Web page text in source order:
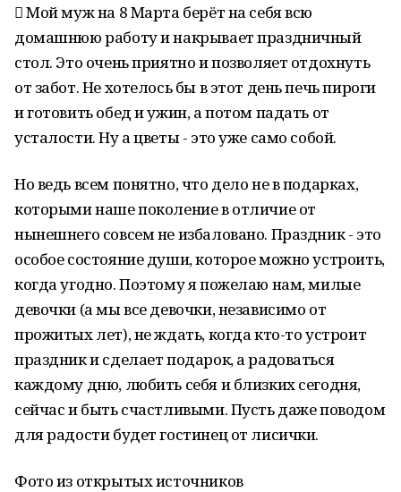
 Мой муж на 8 Марта берёт на себя всю
домашнюю работу и накрывает праздничный
стол. Это очень приятно и позволяет отдохнуть
от забот. Не хотелось бы в этот день печь пироги
и готовить обед и ужин, а потом падать от
усталости. Ну а цветы - это уже само собой.
Но ведь всем понятно, что дело не в подарках,
которыми наше поколение в отличие от
нынешнего совсем не избаловано. Праздник - это
особое состояние души, которое можно устроить,
когда угодно. Поэтому я пожелаю нам, милые
девочки (а мы все девочки, независимо от
прожитых лет), не ждать, когда кто-то устроит
праздник и сделает подарок, а радоваться
каждому дню, любить себя и близких сегодня,
сейчас и быть счастливыми. Пусть даже поводом
для радости будет гостинец от лисички.
Фото из открытых источников